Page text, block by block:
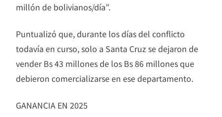
millón de bolivianos/día”.
Puntualizó que, durante los días del conflicto
todavía en curso, solo a Santa Cruz se dejaron de
vender Bs 43 millones de los Bs 86 millones que
debieron comercializarse en ese departamento.
GANANCIA EN 2025